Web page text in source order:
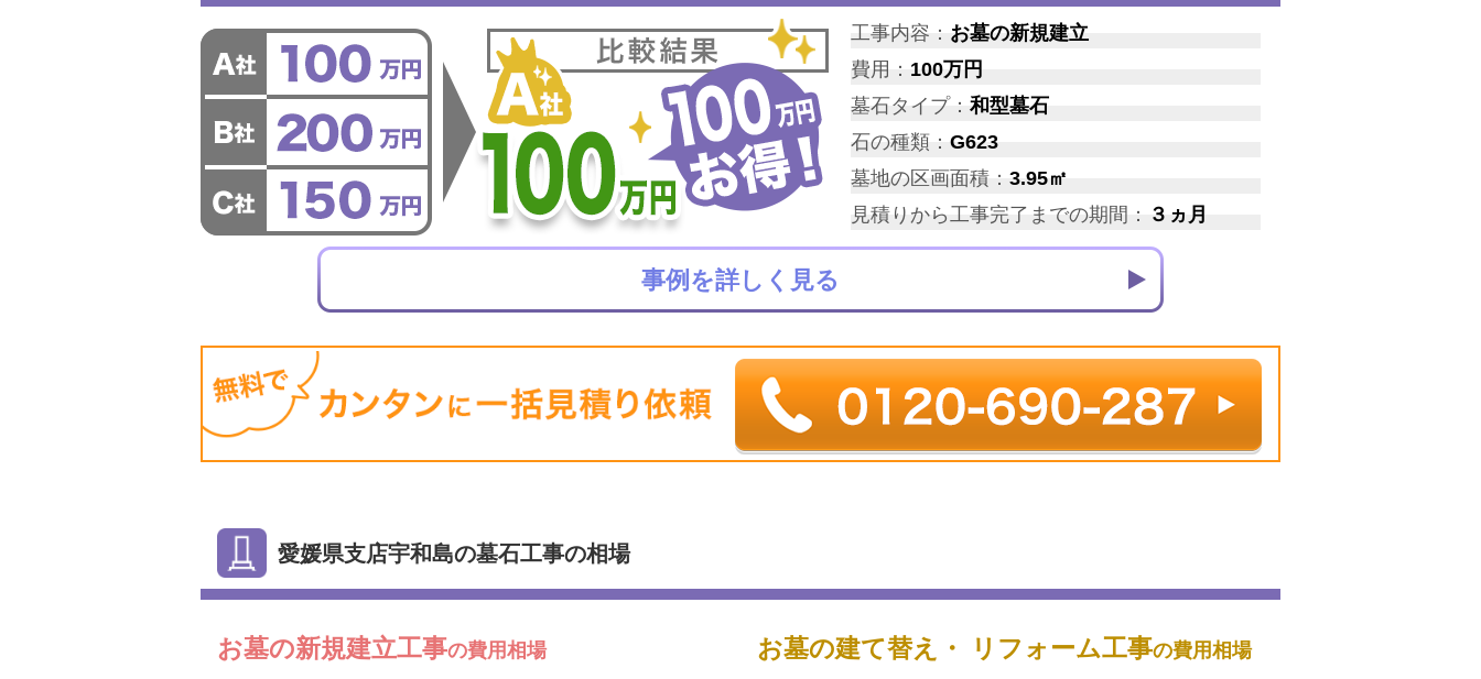
工事内容： お墓の新規建立
費用： 100万円
墓石タイプ：和型墓石
石の種類： G623
墓地の区画面積： 3.95㎡
見積りから工事完了までの期間： ３ヵ月
事例を詳しく見る
愛媛県支店宇和島の墓石工事の相場
お墓の新規建立工事の費用相場 お墓の建て替え・ リフォーム工事の費用相場